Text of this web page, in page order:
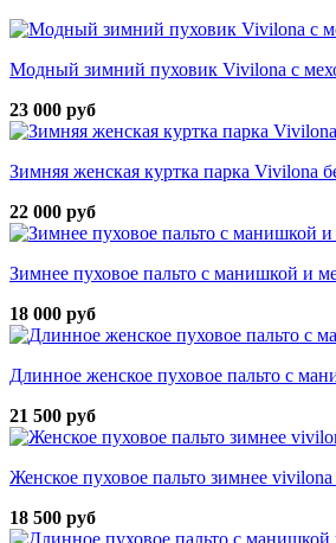
Модный зимний пуховик Vivilona с
23 000 руб
Зимняя женская куртка парка Vivilona
22 000 руб
Зимнее пуховое пальто с манишкой и
18 000 руб
Длинное женское пуховое пальто с
21 500 руб
Женское пуховое пальто зимнее
18 500 руб